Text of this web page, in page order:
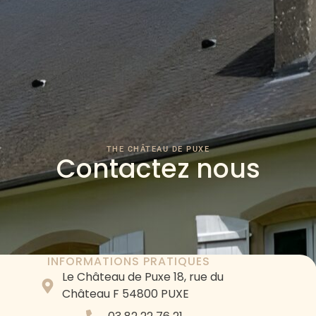
THE CHÂTEAU DE PUXE
Contactez nous
INFORMATIONS PRATIQUES
Le Château de Puxe 18, rue du
Château F 54800 PUXE